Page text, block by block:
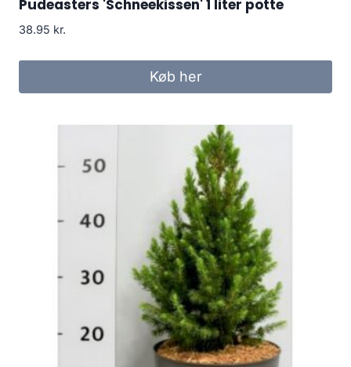
Pudeasters 'Schneekissen' 1 liter potte
38.95 kr.
Køb her